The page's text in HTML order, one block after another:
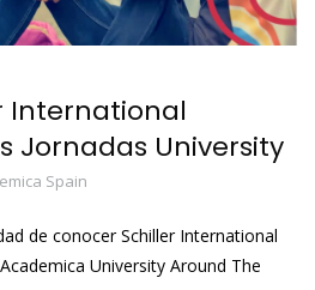
International
Jornadas University
Spain
de conocer Schiller International
University Around The